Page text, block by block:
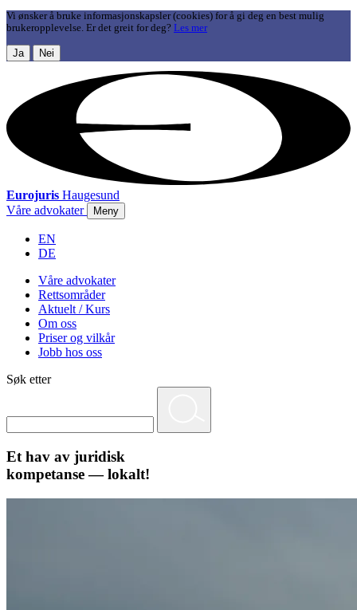
Vi ønsker å bruke informasjonskapsler (cookies) for å gi deg en best mulig
brukeropplevelse. Er det greit for deg? Les mer
Ja Nei
Eurojuris Haugesund
Våre advokater
Meny
EN
DE
Våre advokater
Rettsområder
Aktuelt / Kurs
Om oss
Priser og vilkår
Jobb hos oss
Søk etter
Et hav av juridisk
kompetanse — lokalt!